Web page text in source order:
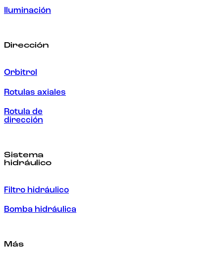
Iluminación
Dirección
Orbitrol
Rotulas axiales
Rotula de
dirección
Sistema
hidráulico
Filtro hidráulico
Bomba hidráulica
Más